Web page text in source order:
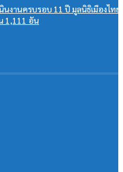
งานครบรอบ 11 ปี มูลนิธิเมืองไทย
1,111 อัน